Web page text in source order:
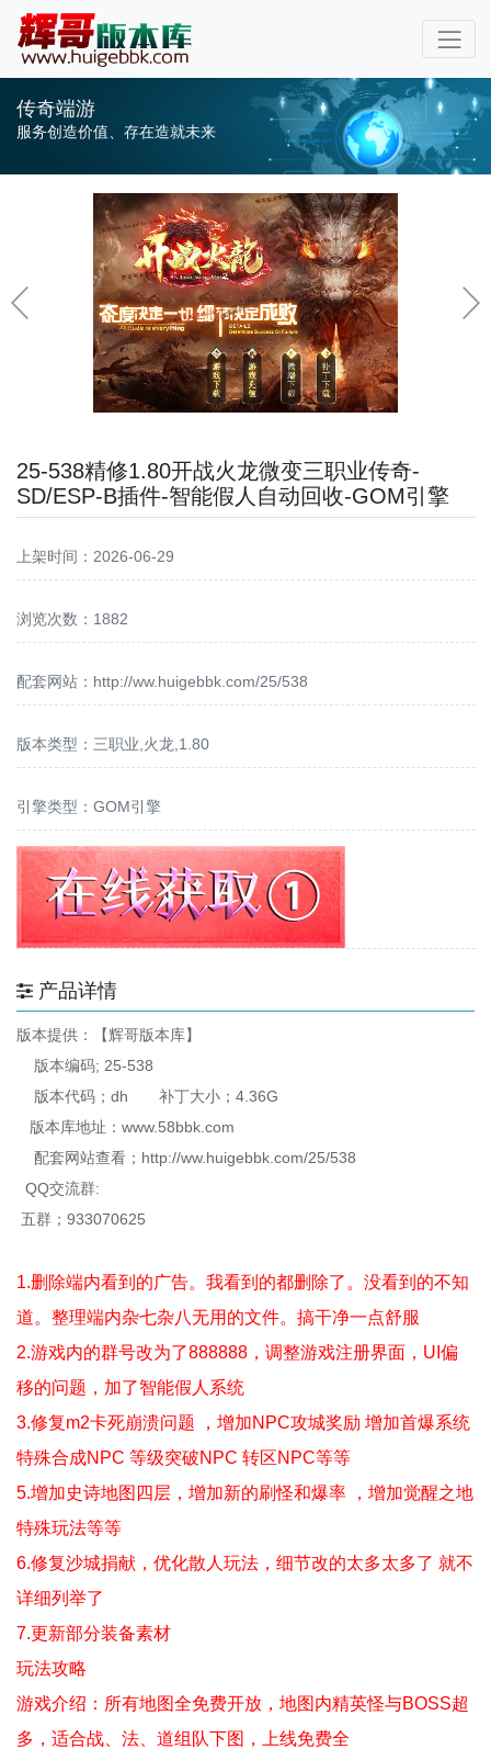
传奇端游
服务创造价值、存在造就未来
25-538精修1.80开战火龙微变三职业传奇-
SD/ESP-B插件-智能假人自动回收-GOM引擎
上架时间：2026-06-29
浏览次数：1882
配套网站： http://ww.huigebbk.com/25/538
版本类型：三职业,火龙,1.80
引擎类型：GOM引擎
产品详情
版本提供：【辉哥版本库】
版本编码; 25-538
版本代码；dh 补丁大小；4.36G
版本库地址：www.58bbk.com
配套网站查看；http://ww.huigebbk.com/25/538
QQ交流群:
五群；933070625
1.删除端内看到的广告。我看到的都删除了。没看到的不知
道。整理端内杂七杂八无用的文件。搞干净一点舒服
2.游戏内的群号改为了888888，调整游戏注册界面，UI偏
移的问题，加了智能假人系统
3.修复m2卡死崩溃问题 ，增加NPC攻城奖励 增加首爆系统
特殊合成NPC 等级突破NPC 转区NPC等等
5.增加史诗地图四层，增加新的刷怪和爆率 ，增加觉醒之地
特殊玩法等等
6.修复沙城捐献，优化散人玩法，细节改的太多太多了 就不
详细列举了
7.更新部分装备素材
玩法攻略
游戏介绍：所有地图全免费开放，地图内精英怪与BOSS超
多，适合战、法、道组队下图，上线免费全